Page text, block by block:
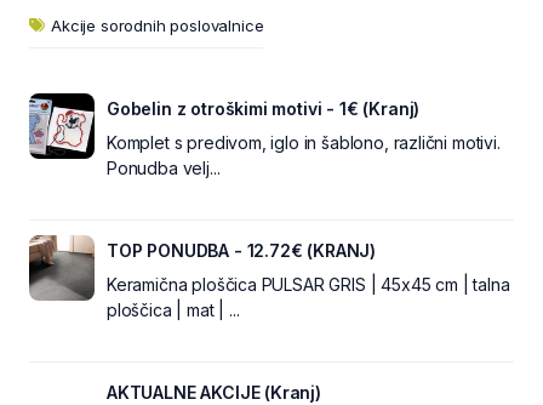
Akcije sorodnih poslovalnice
Gobelin z otroškimi motivi - 1€ (Kranj)
Komplet s predivom, iglo in šablono, različni motivi.
Ponudba velj...
TOP PONUDBA - 12.72€ (KRANJ)
Keramična ploščica PULSAR GRIS | 45x45 cm | talna
ploščica | mat | ...
AKTUALNE AKCIJE (Kranj)